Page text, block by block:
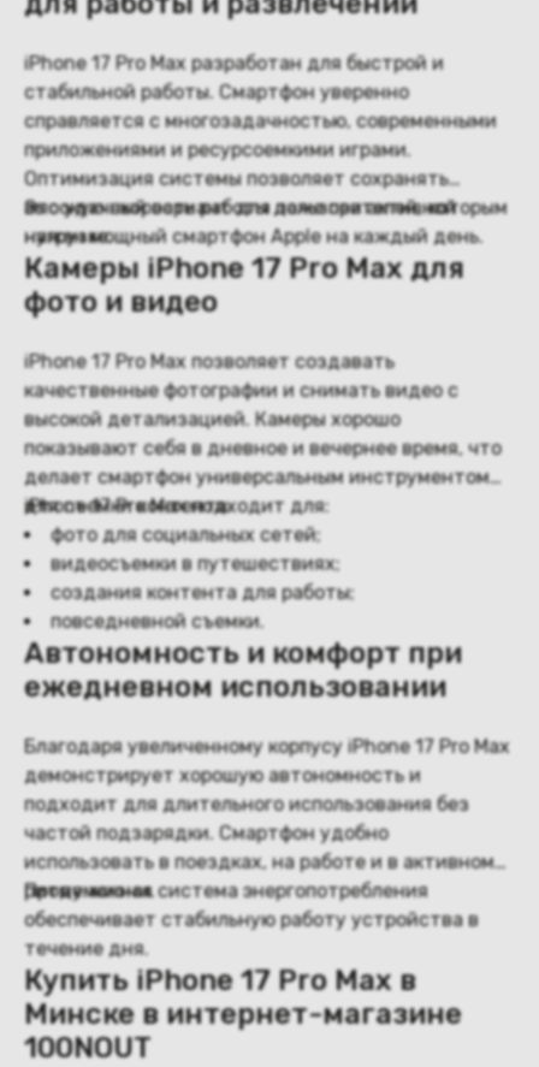
iPhone 17 Pro Max разработан для быстрой и
стабильной работы. Смартфон уверенно
справляется с многозадачностью, современными
приложениями и ресурсоемкими играми.
Оптимизация системы позволяет сохранять
высокую скорость работы даже при активной
нагрузке.
Это удачный вариант для пользователей, которым
нужен мощный смартфон Apple на каждый день.
Камеры iPhone 17 Pro Max для
фото и видео
iPhone 17 Pro Max позволяет создавать
качественные фотографии и снимать видео с
высокой детализацией. Камеры хорошо
показывают себя в дневное и вечернее время, что
делает смартфон универсальным инструментом
для съемки контента.
iPhone 17 Pro Max подходит для:
фото для социальных сетей;
видеосъемки в путешествиях;
создания контента для работы;
повседневной съемки.
Автономность и комфорт при
ежедневном использовании
Благодаря увеличенному корпусу iPhone 17 Pro Max
демонстрирует хорошую автономность и
подходит для длительного использования без
частой подзарядки. Смартфон удобно
использовать в поездках, на работе и в активном
ритме жизни.
Продуманная система энергопотребления
обеспечивает стабильную работу устройства в
течение дня.
Купить iPhone 17 Pro Max в
Минске в интернет-магазине
100NOUT